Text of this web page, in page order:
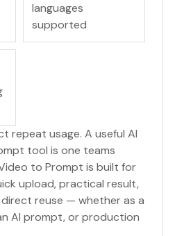
languages
supported
repeat usage. A useful AI
tool is one teams
to Prompt is built for
upload, practical result,
reuse — whether as a
AI prompt, or production